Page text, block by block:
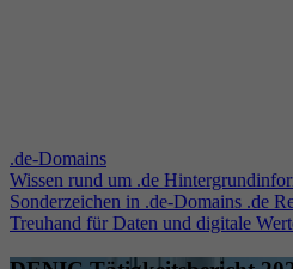
.de-Domains
Wissen rund um .de
Sonderzeichen in .de-Domains .de
Treuhand für Daten und digitale